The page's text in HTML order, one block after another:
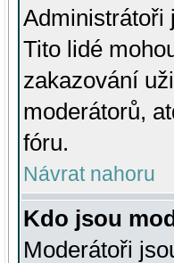
Administrátoři
Tito lidé
zakazování
moderátorů,
fóru.
Návrat nahoru
Kdo jsou
Moderátoři